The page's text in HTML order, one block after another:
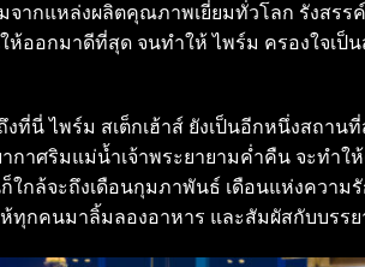
จากแหล่งผลิตคุณภาพเยี่ยมทั่วโลก รังสรร
ออกมาดีที่สุด จนทำให้ ไพร์ม ครองใจเป็น
ที่นี่ ไพร์ม สเต็กเฮ้าส์ ยังเป็นอีกหนึ่งสถาน
ากาศริมแม่น้ำเจ้าพระยายามค่ำคืน จะท
กล้จะถึงเดือนกุมภาพันธ์ เดือนแห่งความรั
ทุกคนมาลิ้มลองอาหาร และสัมผัสกับบรร